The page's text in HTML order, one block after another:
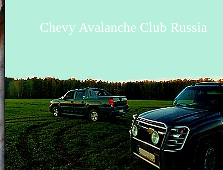
Chevy Avalanche Club Russia